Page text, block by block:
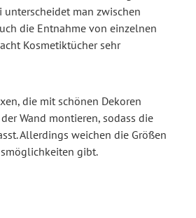
unterscheidet man zwischen
die Entnahme von einzelnen
Kosmetiktücher sehr
die mit schönen Dekoren
Wand montieren, sodass die
Allerdings weichen die Größen
gibt.